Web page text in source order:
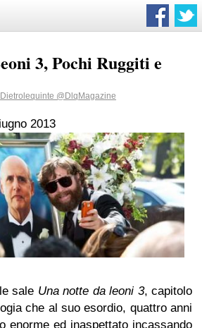
3, Pochi Ruggiti e
Dietrolequinte @DlqMagazine
2013
sale Una notte da leoni 3, capitolo
che al suo esordio, quattro anni
enorme ed inaspettato incassando